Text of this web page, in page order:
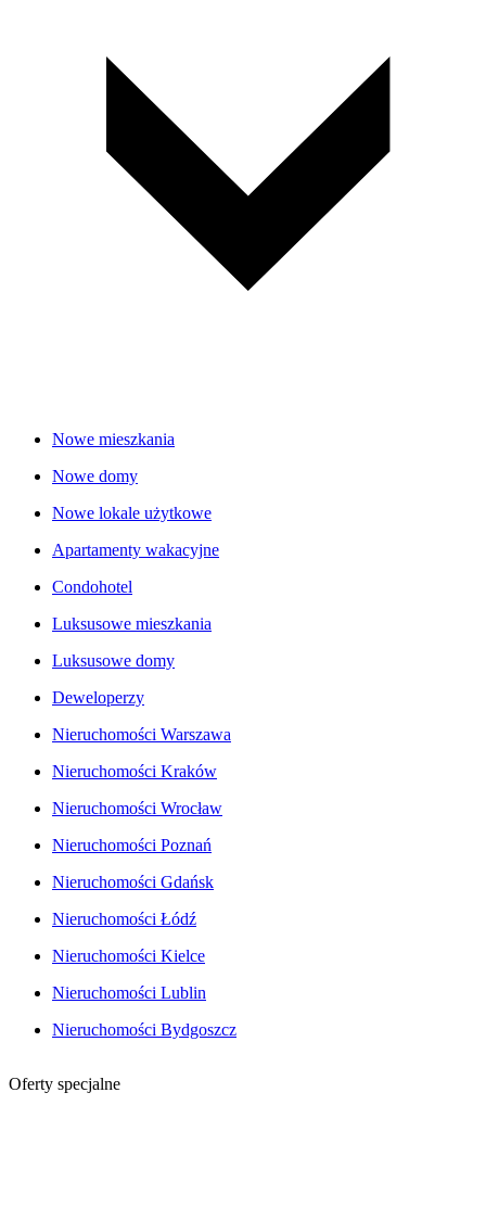
Nowe mieszkania
Nowe domy
Nowe lokale użytkowe
Apartamenty wakacyjne
Condohotel
Luksusowe mieszkania
Luksusowe domy
Deweloperzy
Nieruchomości Warszawa
Nieruchomości Kraków
Nieruchomości Wrocław
Nieruchomości Poznań
Nieruchomości Gdańsk
Nieruchomości Łódź
Nieruchomości Kielce
Nieruchomości Lublin
Nieruchomości Bydgoszcz
Oferty specjalne